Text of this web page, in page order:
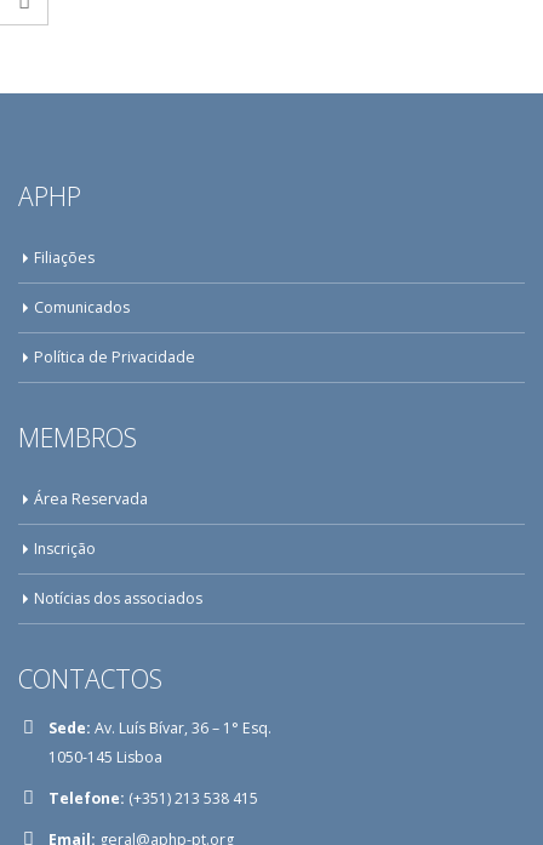
APHP
Filiações
Comunicados
Política de Privacidade
MEMBROS
Área Reservada
Inscrição
Notícias dos associados
CONTACTOS
Sede: Av. Luís Bívar, 36 – 1° Esq.
1050-145 Lisboa
Telefone: (+351) 213 538 415
Email: geral@aphp-pt.org